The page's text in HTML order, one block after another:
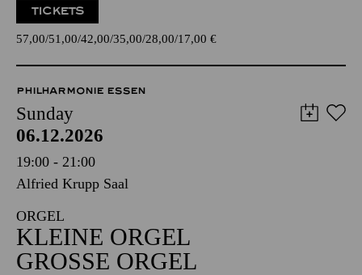
TICKETS
57,00 51,00 42,00 35,00 28,00 17,00 €
PHILHARMONIE ESSEN
Sunday
06.12.2026
19:00 - 21:00
Alfried Krupp Saal
ORGEL
KLEINE ORGEL
GROSSE ORGEL